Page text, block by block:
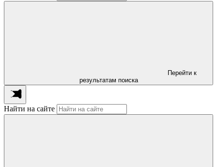
Перейти к
результатам поиска
Найти на сайте